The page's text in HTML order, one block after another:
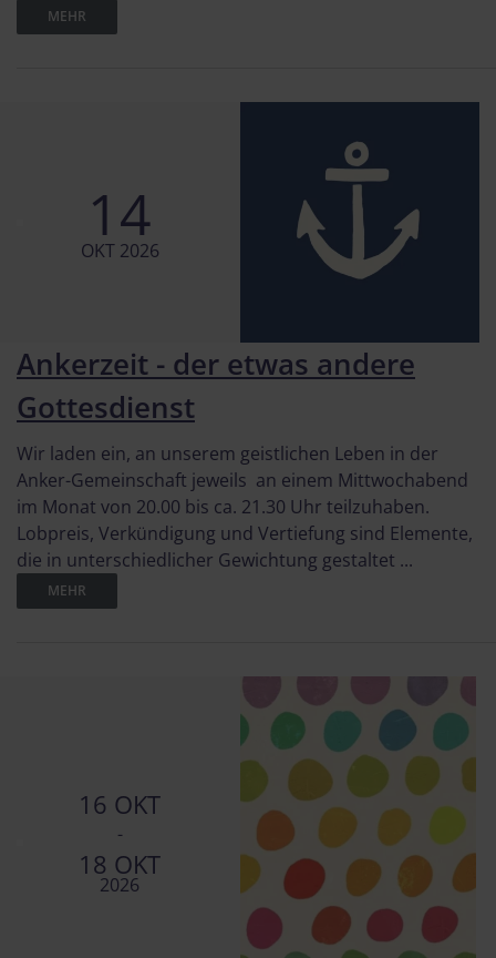
MEHR
14
OKT 2026
Ankerzeit - der etwas andere
Gottesdienst
Wir laden ein, an unserem geistlichen Leben in der
Anker-Gemeinschaft jeweils an einem Mittwochabend
im Monat von 20.00 bis ca. 21.30 Uhr teilzuhaben.
Lobpreis, Verkündigung und Vertiefung sind Elemente,
die in unterschiedlicher Gewichtung gestaltet ...
MEHR
16 OKT
-
18 OKT
2026